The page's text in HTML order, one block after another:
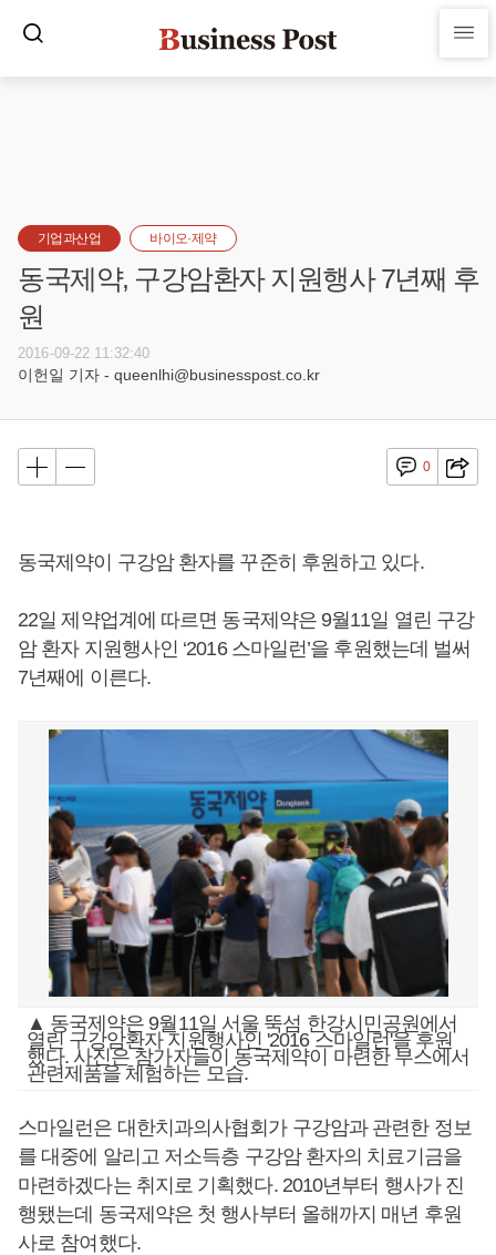
기업과산업 바이오·제약
동국제약, 구강암환자 지원행사 7년째 후
원
2016-09-22 11:32:40
이헌일 기자 - queenlhi@businesspost.co.kr
0
동국제약이 구강암 환자를 꾸준히 후원하고 있다.
22일 제약업계에 따르면 동국제약은 9월11일 열린 구강
암 환자 지원행사인 ‘2016 스마일런’을 후원했는데 벌써
7년째에 이른다.
▲ 동국제약은 9월11일 서울 뚝섬 한강시민공원에서
열린 구강암환자 지원행사인 '2016 스마일런'을 후원
했다. 사진은 참가자들이 동국제약이 마련한 부스에서
관련제품을 체험하는 모습.
스마일런은 대한치과의사협회가 구강암과 관련한 정보
를 대중에 알리고 저소득층 구강암 환자의 치료기금을
마련하겠다는 취지로 기획했다. 2010년부터 행사가 진
행됐는데 동국제약은 첫 행사부터 올해까지 매년 후원
사로 참여했다.